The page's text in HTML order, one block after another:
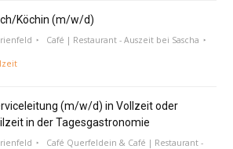
Köchin (m/w/d)
Café | Restaurant - Auszeit bei Sascha
(m/w/d) in Vollzeit oder
in der Tagesgastronomie
Café Querfeldein & Café | Restaurant -